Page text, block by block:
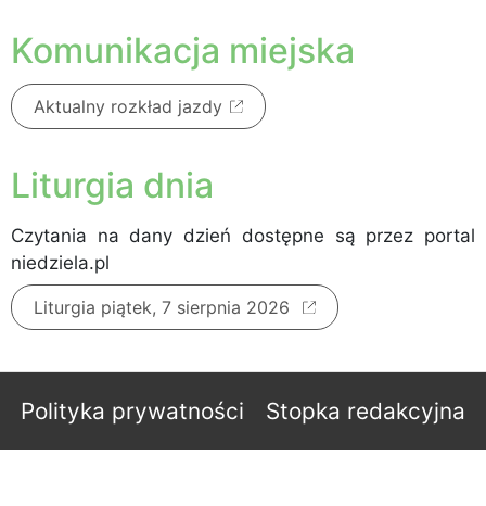
Komunikacja miejska
Aktualny rozkład jazdy
Liturgia dnia
Czytania na dany dzień dostępne są przez portal
niedziela.pl
Liturgia piątek, 7 sierpnia 2026
Polityka prywatności Stopka redakcyjna